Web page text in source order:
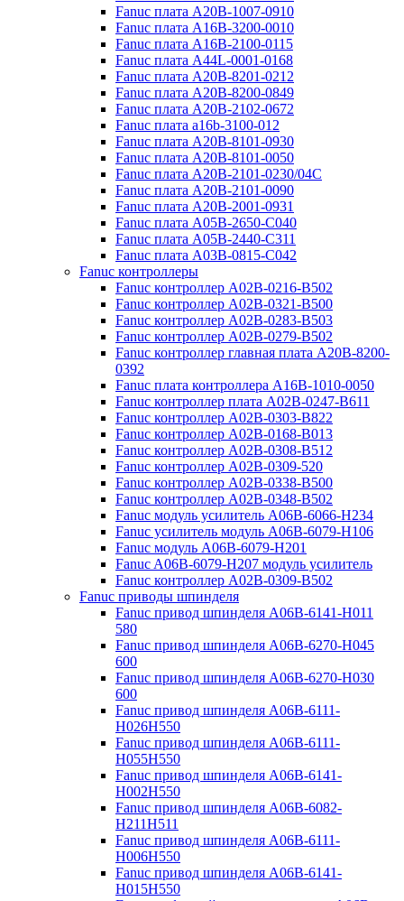
Fanuc плата A20B-1007-0910
Fanuc плата A16B-3200-0010
Fanuc плата A16B-2100-0115
Fanuc плата A44L-0001-0168
Fanuc плата A20B-8201-0212
Fanuc плата A20B-8200-0849
Fanuc плата A20B-2102-0672
Fanuc плата a16b-3100-012
Fanuc плата A20B-8101-0930
Fanuc плата A20B-8101-0050
Fanuc плата A20B-2101-0230/04C
Fanuc плата A20B-2101-0090
Fanuc плата A20B-2001-0931
Fanuc плата A05B-2650-C040
Fanuc плата A05B-2440-C311
Fanuc плата A03B-0815-C042
Fanuc контроллеры
Fanuc контроллер A02B-0216-B502
Fanuc контроллер A02B-0321-B500
Fanuc контроллер A02B-0283-B503
Fanuc контроллер A02B-0279-B502
Fanuc контроллер главная плата A20B-8200-
0392
Fanuc плата контроллера A16B-1010-0050
Fanuc контроллер плата A02B-0247-B611
Fanuc контроллер A02B-0303-B822
Fanuc контроллер A02B-0168-B013
Fanuc контроллер A02B-0308-B512
Fanuc контроллер A02B-0309-520
Fanuc контроллер A02B-0338-B500
Fanuc контроллер A02B-0348-B502
Fanuc модуль усилитель A06B-6066-H234
Fanuc усилитель модуль A06B-6079-H106
Fanuc модуль A06B-6079-H201
Fanuc A06B-6079-H207 модуль усилитель
Fanuc контроллер A02B-0309-B502
Fanuc приводы шпинделя
Fanuc привод шпинделя A06B-6141-H011
580
Fanuc привод шпинделя A06B-6270-H045
600
Fanuc привод шпинделя A06B-6270-H030
600
Fanuc привод шпинделя A06B-6111-
H026H550
Fanuc привод шпинделя A06B-6111-
H055H550
Fanuc привод шпинделя A06B-6141-
H002H550
Fanuc привод шпинделя A06B-6082-
H211H511
Fanuc привод шпинделя A06B-6111-
H006H550
Fanuc привод шпинделя A06B-6141-
H015H550